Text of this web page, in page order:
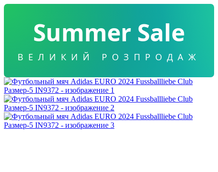
Summer Sale
ВЕЛИКИЙ РОЗПРОДАЖ